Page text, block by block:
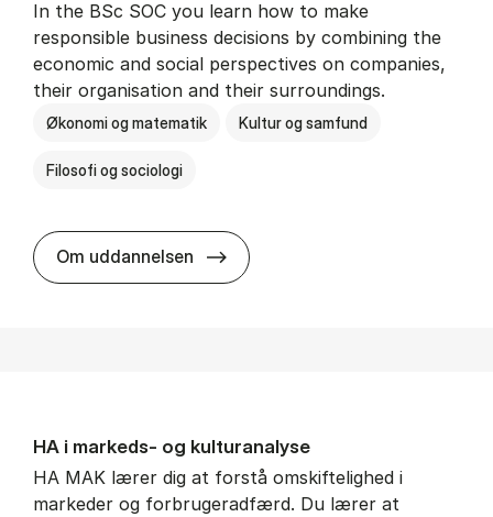
In the BSc SOC you learn how to make
responsible business decisions by combining the
economic and social perspectives on companies,
their organisation and their surroundings.
Økonomi og matematik Kultur og samfund
Filosofi og sociologi
Om uddannelsen BSc in Busi­ness Ad­min­is­tra­tion
HA i mar­keds- og kul­tu­r­a­na­ly­se
HA MAK lærer dig at forstå omskiftelighed i
markeder og forbrugeradfærd. Du lærer at